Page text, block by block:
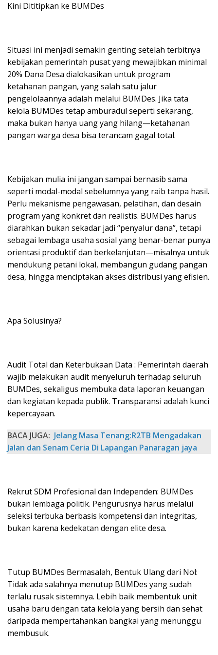
Kini Dititipkan ke BUMDes
Situasi ini menjadi semakin genting setelah terbitnya
kebijakan pemerintah pusat yang mewajibkan minimal
20% Dana Desa dialokasikan untuk program
ketahanan pangan, yang salah satu jalur
pengelolaannya adalah melalui BUMDes. Jika tata
kelola BUMDes tetap amburadul seperti sekarang,
maka bukan hanya uang yang hilang—ketahanan
pangan warga desa bisa terancam gagal total.
Kebijakan mulia ini jangan sampai bernasib sama
seperti modal-modal sebelumnya yang raib tanpa hasil.
Perlu mekanisme pengawasan, pelatihan, dan desain
program yang konkret dan realistis. BUMDes harus
diarahkan bukan sekadar jadi “penyalur dana”, tetapi
sebagai lembaga usaha sosial yang benar-benar punya
orientasi produktif dan berkelanjutan—misalnya untuk
mendukung petani lokal, membangun gudang pangan
desa, hingga menciptakan akses distribusi yang efisien.
Apa Solusinya?
Audit Total dan Keterbukaan Data : Pemerintah daerah
wajib melakukan audit menyeluruh terhadap seluruh
BUMDes, sekaligus membuka data laporan keuangan
dan kegiatan kepada publik. Transparansi adalah kunci
kepercayaan.
BACA JUGA: Jelang Masa Tenang:R2TB Mengadakan
Jalan dan Senam Ceria Di Lapangan Panaragan jaya
Rekrut SDM Profesional dan Independen: BUMDes
bukan lembaga politik. Pengurusnya harus melalui
seleksi terbuka berbasis kompetensi dan integritas,
bukan karena kedekatan dengan elite desa.
Tutup BUMDes Bermasalah, Bentuk Ulang dari Nol:
Tidak ada salahnya menutup BUMDes yang sudah
terlalu rusak sistemnya. Lebih baik membentuk unit
usaha baru dengan tata kelola yang bersih dan sehat
daripada mempertahankan bangkai yang menunggu
membusuk.